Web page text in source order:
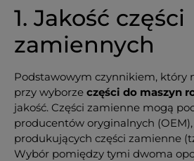
1. Jakość części
zamiennych
Podstawowym czynnikiem, który
przy wyborze części do maszyn
jakość. Części zamienne mogą
producentów oryginalnych
produkujących części zamienne
Wybór pomiędzy tymi dwoma